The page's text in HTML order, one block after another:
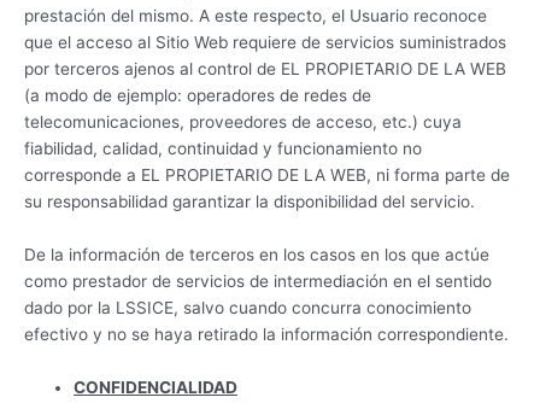
prestación del mismo. A este respecto, el Usuario reconoce
que el acceso al Sitio Web requiere de servicios suministrados
por terceros ajenos al control de EL PROPIETARIO DE LA WEB
(a modo de ejemplo: operadores de redes de
telecomunicaciones, proveedores de acceso, etc.) cuya
fiabilidad, calidad, continuidad y funcionamiento no
corresponde a EL PROPIETARIO DE LA WEB, ni forma parte de
su responsabilidad garantizar la disponibilidad del servicio.
De la información de terceros en los casos en los que actúe
como prestador de servicios de intermediación en el sentido
dado por la LSSICE, salvo cuando concurra conocimiento
efectivo y no se haya retirado la información correspondiente.
CONFIDENCIALIDAD